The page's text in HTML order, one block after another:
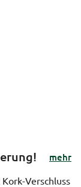
mehr
Verschluss